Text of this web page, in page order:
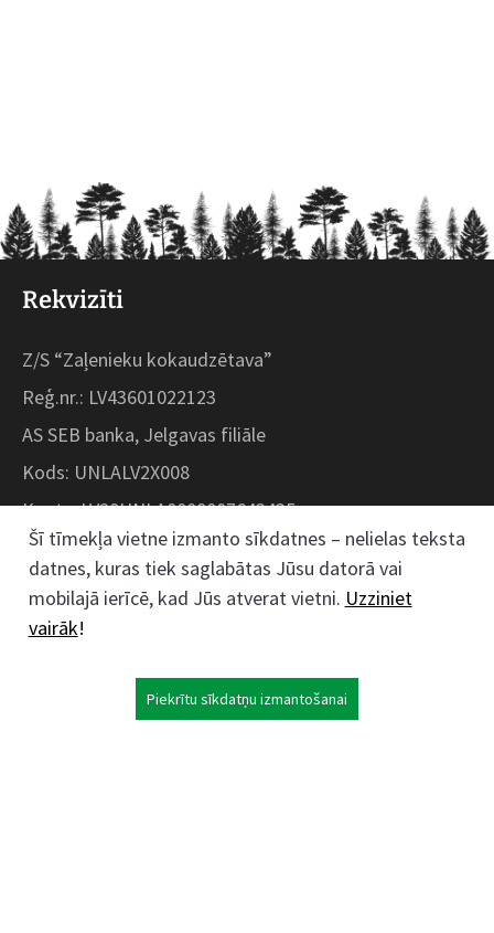
Rekvizīti
Z/S “Zaļenieku kokaudzētava”
Reģ.nr.: LV43601022123
AS SEB banka, Jelgavas filiāle
Kods: UNLALV2X008
Konts: LV28UNLA0008007643435
Kokaudzētavas iela 1, Zaļenieki, Zaļenieku
pagasts, Jelgavas novads, LV- 3011, Latvija
Šī tīmekļa vietne izmanto sīkdatnes – nelielas teksta
datnes, kuras tiek saglabātas Jūsu datorā vai
mobilajā ierīcē, kad Jūs atverat vietni. Uzziniet
vairāk!
Piekrītu sīkdatņu izmantošanai